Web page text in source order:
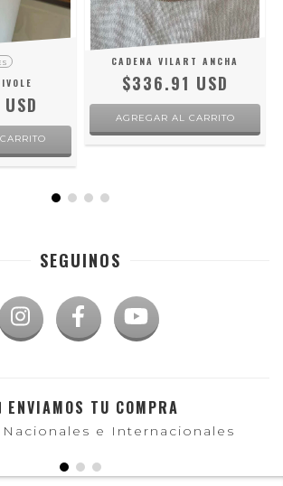
CADENA VILART ANCHA
$336.91 USD
SEGUINOS
ENVIAMOS TU COMPRA
e Internacionales